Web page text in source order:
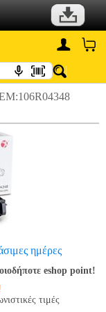
ημέρες
eshop point!
τιμές